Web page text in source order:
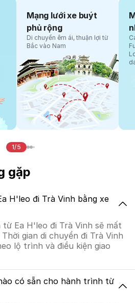
Mạng lưới xe buýt
phủ rộng
Di chuyển êm ái, thuận lợi từ
Bắc vào Nam
1/5
gặp
H'leo đi Trà Vinh bằng xe
Ea H'leo đi Trà Vinh sẽ mất
gian di chuyển đi Trà Vinh
lộ trình và điều kiện giao
có sẵn cho hành trình từ